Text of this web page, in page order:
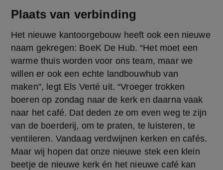
Plaats van verbinding
Het nieuwe kantoorgebouw heeft ook een nieuwe
naam gekregen: BoeK De Hub. “Het moet een
warme thuis worden voor ons team, maar we
willen er ook een echte landbouwhub van
maken”, legt Els Verté uit. “Vroeger trokken
boeren op zondag naar de kerk en daarna vaak
naar het café. Dat deden ze om even weg te zijn
van de boerderij, om te praten, te luisteren, te
ventileren. Vandaag verdwijnen kerken en cafés.
Maar wij hopen dat onze nieuwe stek een klein
beetje de nieuwe kerk én het nieuwe café kan